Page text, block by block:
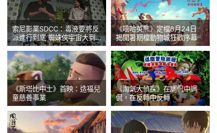
索尼影業SDCC：毒液要將反
派進行到底 蜘蛛俠宇宙大到
超乎想像
《斯塔比中士》首映：造福兒
童慈善事業
《嘻哈英熊》定檔8月24日
揭開暑期檔動物城狂歡序幕
《淘氣大偵探》在調侃中調
侃，在反轉中反轉